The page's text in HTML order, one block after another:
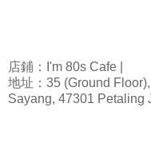
店鋪：I'm 80s Cafe |
地址：35 (Ground
Sayang, 47301 Petaling